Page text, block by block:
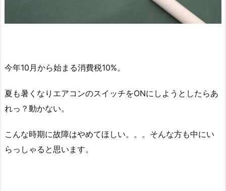
今年10月から始まる消費税10%。
夏も暑くなりエアコンのスイッチをONにしようとしたらあ
れっ？動かない。
こんな時期に故障はやめてほしい。。。そんな方も中にい
らっしゃると思います。